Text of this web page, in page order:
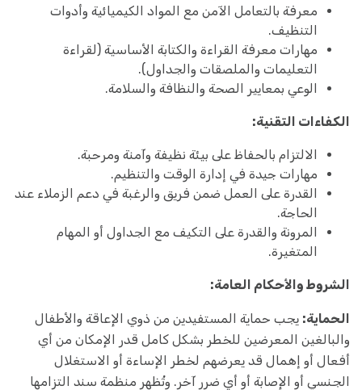
معرفة بالتعامل الآمن مع المواد الكيميائية وأدوات
التنظيف.
مهارات معرفة القراءة والكتابة الأساسية (لقراءة
التعليمات والملصقات والجداول).
الوعي بمعايير الصحة والنظافة والسلامة.
الكفاءات التقنية:
الالتزام بالحفاظ على بيئة نظيفة وآمنة ومرحبة.
مهارات جيدة في إدارة الوقت والتنظيم.
القدرة على العمل ضمن فريق والرغبة في دعم الزملاء عند
الحاجة.
المرونة والقدرة على التكيف مع الجداول أو المهام
المتغيرة.
الشروط والأحكام العامة:
الحماية: يجب حماية المستفيدين من ذوي الإعاقة والأطفال
والبالغين المعرضين للخطر بشكل كامل قدر الإمكان من أي
أفعال أو إهمال قد يعرضهم لخطر الإساءة أو الاستغلال
الجنسي أو الإصابة أو أي ضرر آخر. وتُظهر منظمة سند التزامها